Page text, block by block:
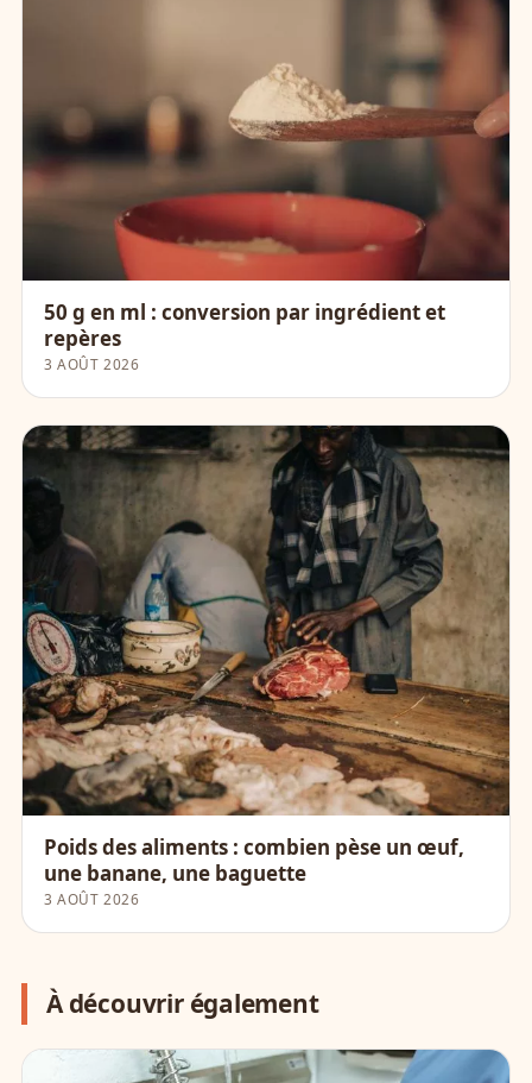
50 g en ml : conversion par ingrédient et
repères
3 AOÛT 2026
Poids des aliments : combien pèse un œuf,
une banane, une baguette
3 AOÛT 2026
À découvrir également